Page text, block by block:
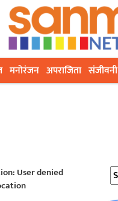
मनोरंजन अपराजिता संजीवनी
User denied